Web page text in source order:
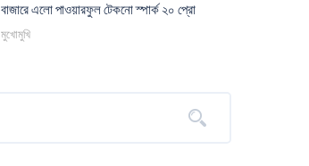
বাজারে এলো পাওয়ারফুল টেকনো স্পার্ক ২০ প্রো
মুখোমুখি